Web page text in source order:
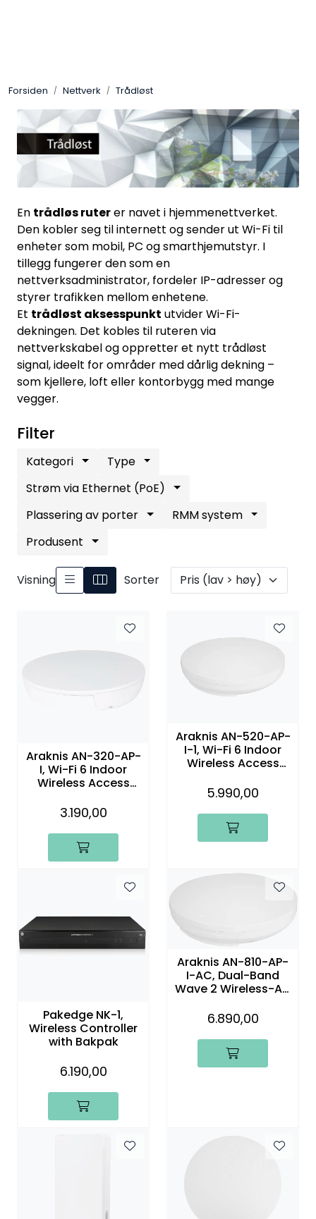
Forsiden Nettverk Trådløst
En trådløs ruterer navet i hjemmenettverket.
Den kobler seg til internett og sender ut Wi-Fi til
enheter som mobil, PC og smarthjemutstyr. I
tillegg fungerer den som en
nettverksadministrator, fordeler IP-adresser og
styrer trafikken mellom enhetene.
Et trådløst aksesspunkt utvider Wi-Fi-
dekningen. Det kobles til ruteren via
nettverkskabel og oppretter et nytt trådløst
signal, ideelt for områder med dårlig dekning –
som kjellere, loft eller kontorbygg med mange
vegger.
Filter
Kategori
Type
Strøm via Ethernet (PoE)
Plassering av porter
RMM system
Produsent
Visning Sorter
Araknis AN-320-AP-
I, Wi-Fi 6 Indoor
Wireless Access
3.190,00
Araknis AN-520-AP-
I-1, Wi-Fi 6 Indoor
Wireless Access
5.990,00
Pakedge NK-1,
Wireless Controller
with Bakpak
6.190,00
Araknis AN-810-AP-
I-AC, Dual-Band
Wave 2 Wireless-AC
6.890,00
SONOS
Smarthus
KNX
Stereo
Høyttalere
Kabler
Nettverk
Tilbehør
Merker